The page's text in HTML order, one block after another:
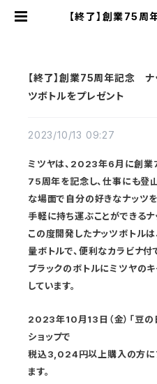
【終了】創業75
【終了】創業75周年記念
ツボトルをプレゼント
2023/10/13 09:27
ミツヤは、2023年6月に創業
75周年を記念し、仕事にも登
な場面で自分の好きなナッツを
手軽に持ち運ぶことができるナ
この度開発したナッツボトル
量ボトルで、便利なカラビナ付
ブラックのボトルにミツヤのキ
しています。
2023年10月13日（金）「豆の
ショップで
税込3,024円以上購入の方に
ます。